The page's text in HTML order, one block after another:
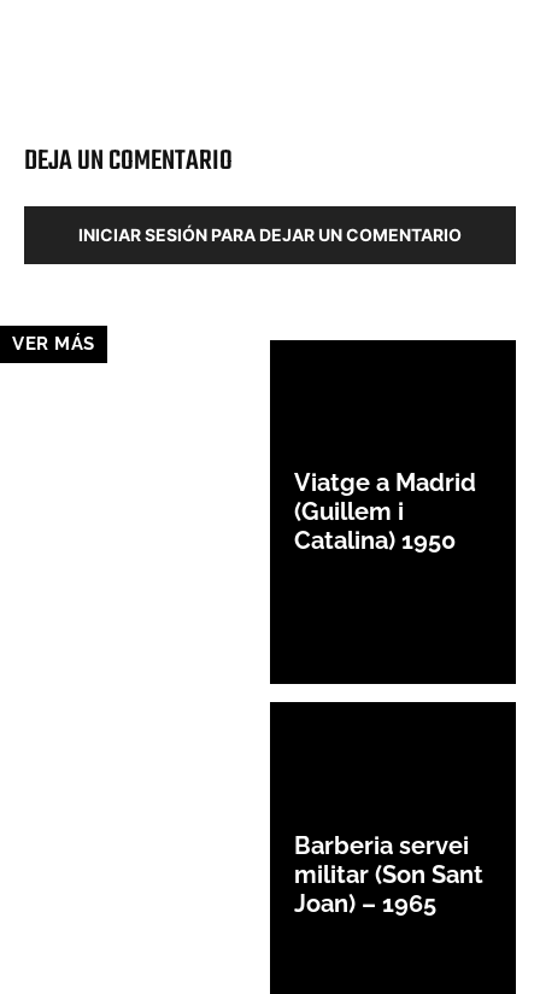
DEJA UN COMENTARIO
INICIAR SESIÓN PARA DEJAR UN COMENTARIO
VER MÁS
Viatge a Madrid
(Guillem i
Catalina) 1950
Barberia servei
militar (Son Sant
Joan) – 1965